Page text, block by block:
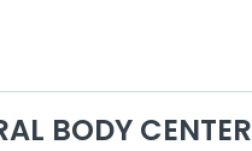
BODY CENTER